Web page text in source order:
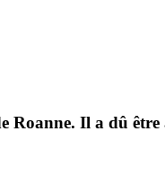
Roanne. Il a dû